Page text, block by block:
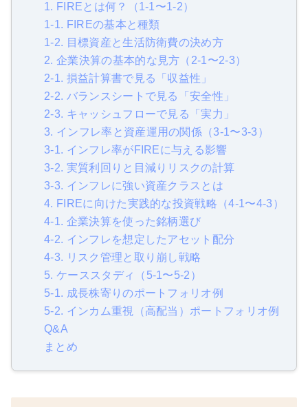
1. FIREとは何？（1-1〜1-2）
1-1. FIREの基本と種類
1-2. 目標資産と生活防衛費の決め方
2. 企業決算の基本的な見方（2-1〜2-3）
2-1. 損益計算書で見る「収益性」
2-2. バランスシートで見る「安全性」
2-3. キャッシュフローで見る「実力」
3. インフレ率と資産運用の関係（3-1〜3-3）
3-1. インフレ率がFIREに与える影響
3-2. 実質利回りと目減りリスクの計算
3-3. インフレに強い資産クラスとは
4. FIREに向けた実践的な投資戦略（4-1〜4-3）
4-1. 企業決算を使った銘柄選び
4-2. インフレを想定したアセット配分
4-3. リスク管理と取り崩し戦略
5. ケーススタディ（5-1〜5-2）
5-1. 成長株寄りのポートフォリオ例
5-2. インカム重視（高配当）ポートフォリオ例
Q&A
まとめ